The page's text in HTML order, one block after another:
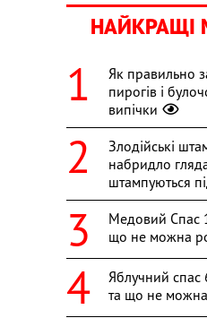
НАЙКРАЩІ
Як правильно
пирогів і
випічки
Злодійські
набридло
штампуються
Медовий Спас
що не можна
Яблучний спас
та що не